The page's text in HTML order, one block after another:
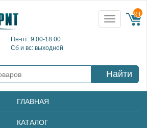
Пн-пт: 9:00-18:00
Сб и вс: выходной
Toggle
navigation
{{
Найти
ГЛАВНАЯ
КАТАЛОГ